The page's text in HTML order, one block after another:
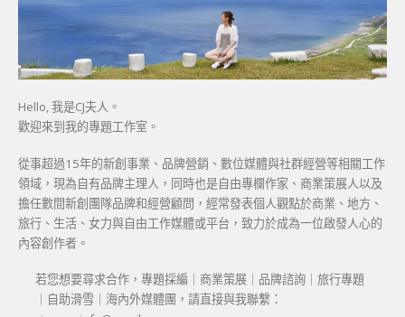
Hello, 我是CJ夫人。
歡迎來到我的專題工作室。
從事超過15年的新創事業、品牌營銷、數位媒體與社群經營等相關工作
領域，現為自有品牌主理人，同時也是自由專欄作家、商業策展人以及
擔任數間新創團隊品牌和經營顧問，經常發表個人觀點於商業、地方、
旅行、生活、女力與自由工作媒體或平台，致力於成為一位啟發人心的
內容創作者。
若您想要尋求合作，專題採編｜商業策展｜品牌諮詢｜旅行專題
｜自助滑雪｜海內外媒體團，請直接與我聯繫：